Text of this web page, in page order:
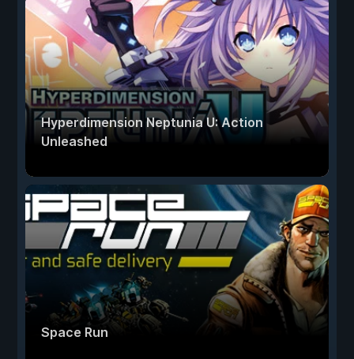
Hyperdimension Neptunia U: Action
Unleashed
Space Run